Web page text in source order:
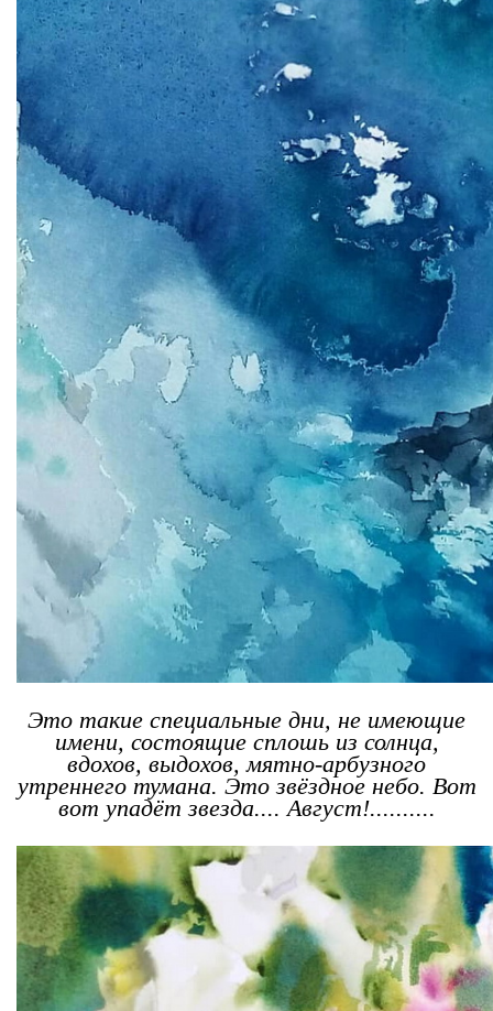
Это такие специальные дни, не имеющие
имени, состоящие сплошь из солнца,
вдохов, выдохов, мятно-арбузного
утреннего тумана. Это звёздное небо. Вот
вот упадёт звезда.... Август!..........